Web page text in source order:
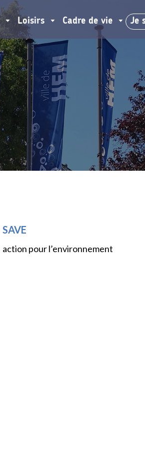
Loisirs Cadre de vie Je
SAVE
action pour l’environnement